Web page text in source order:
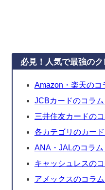
必見！人気で最強の
Amazon・楽天のコ
JCBカードのコラム
三井住友カードのコ
各カテゴリのカー
ANA・JALのコラム
キャッシュレスのコ
アメックスのコラム